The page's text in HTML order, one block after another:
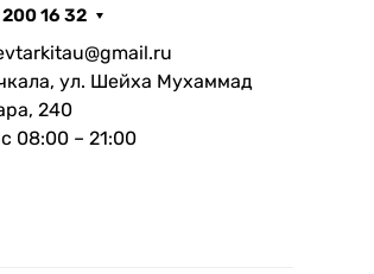
16 32
ул. Шейха Мухаммад
240
08:00 – 21:00